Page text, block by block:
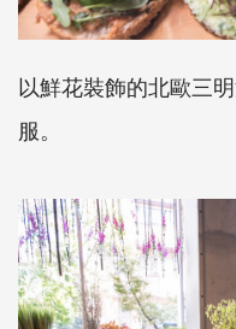
以鮮花裝飾的北歐三
服。